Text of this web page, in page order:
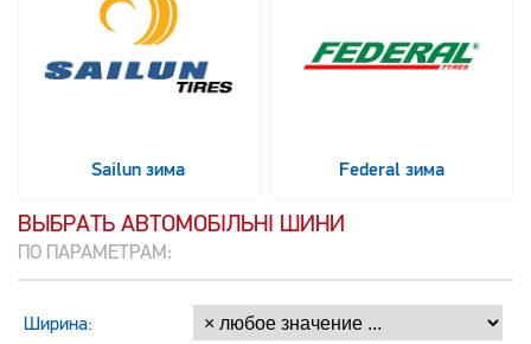
Sailun зима Federal зима
ВЫБРАТЬ АВТОМОБІЛЬНІ ШИНИ
ПО ПАРАМЕТРАМ:
Ширина: